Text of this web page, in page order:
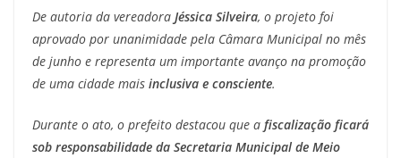
De autoria da vereadora Jéssica Silveira, o projeto foi
aprovado por unanimidade pela Câmara Municipal no mês
de junho e representa um importante avanço na promoção
de uma cidade mais inclusiva e consciente.
Durante o ato, o prefeito destacou que a fiscalização ficará
sob responsabilidade da Secretaria Municipal de Meio